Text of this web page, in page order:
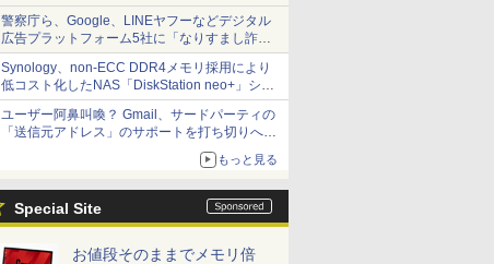
ードバイクにちょうどいい【ぼっち・ざ・ろー
ど！その14】【空いた時間でなにしてる？】
警察庁ら、Google、LINEヤフーなどデジタル
広告プラットフォーム5社に「なりすまし詐欺
広告」対策強化を要請 著名人の写真や映像を
使った投資詐欺などへの対策として
Synology、non-ECC DDR4メモリ採用により
低コスト化したNAS「DiskStation neo+」シリ
ーズ 予算を抑えて導入でき、ECCメモリへの
アップグレードも可能
ユーザー阿鼻叫喚？ Gmail、サードパーティの
「送信元アドレス」のサポートを打ち切りへ
もっと見る
Special Site
お値段そのままでメモリ倍